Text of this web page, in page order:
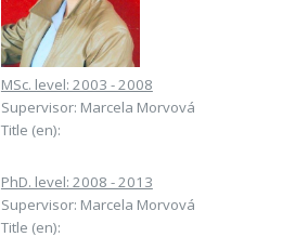
MSc. level: 2003 - 2008
Supervisor: Marcela Morvová
Title (en):
PhD. level: 2008 - 2013
Supervisor: Marcela Morvová
Title (en):